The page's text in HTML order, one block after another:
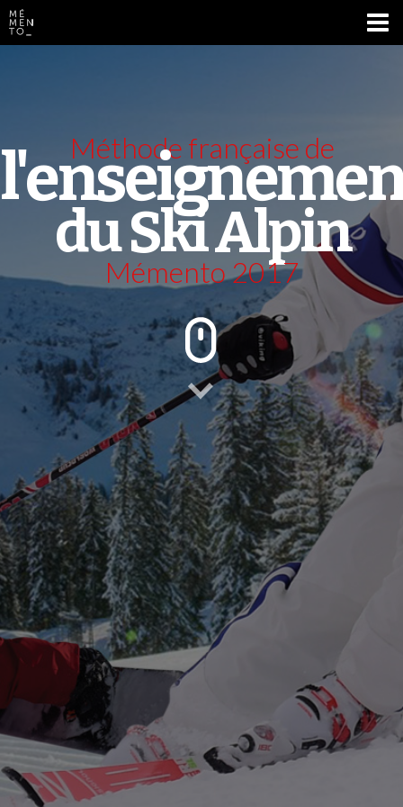
Accueil (Nordique)
Méthode française de
du Ski Alpin
Mémento 2017